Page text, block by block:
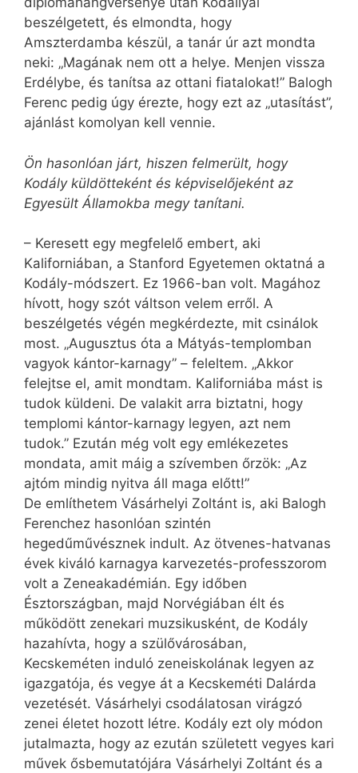
beszélgetett, és elmondta, hogy
Amszterdamba készül, a tanár úr azt mondta
neki: „Magának nem ott a helye. Menjen vissza
Erdélybe, és tanítsa az ottani fiatalokat!” Balogh
Ferenc pedig úgy érezte, hogy ezt az „utasítást”,
ajánlást komolyan kell vennie.
Ön hasonlóan járt, hiszen felmerült, hogy
Kodály küldötteként és képviselőjeként az
Egyesült Államokba megy tanítani.
– Keresett egy megfelelő embert, aki
Kaliforniában, a Stanford Egyetemen oktatná a
Kodály-módszert. Ez 1966-ban volt. Magához
hívott, hogy szót váltson velem erről. A
beszélgetés végén megkérdezte, mit csinálok
most. „Augusztus óta a Mátyás-templomban
vagyok kántor-karnagy” – feleltem. „Akkor
felejtse el, amit mondtam. Kaliforniába mást is
tudok küldeni. De valakit arra biztatni, hogy
templomi kántor-karnagy legyen, azt nem
tudok.” Ezután még volt egy emlékezetes
mondata, amit máig a szívemben őrzök: „Az
ajtóm mindig nyitva áll maga előtt!”
De említhetem Vásárhelyi Zoltánt is, aki Balogh
Ferenchez hasonlóan szintén
hegedűművésznek indult. Az ötvenes-hatvanas
évek kiváló karnagya karvezetés-professzorom
volt a Zeneakadémián. Egy időben
Észtországban, majd Norvégiában élt és
működött zenekari muzsikusként, de Kodály
hazahívta, hogy a szülővárosában,
Kecskeméten induló zeneiskolának legyen az
igazgatója, és vegye át a Kecskeméti Dalárda
vezetését. Vásárhelyi csodálatosan virágzó
zenei életet hozott létre. Kodály ezt oly módon
jutalmazta, hogy az ezután született vegyes kari
művek ősbemutatójára Vásárhelyi Zoltánt és a